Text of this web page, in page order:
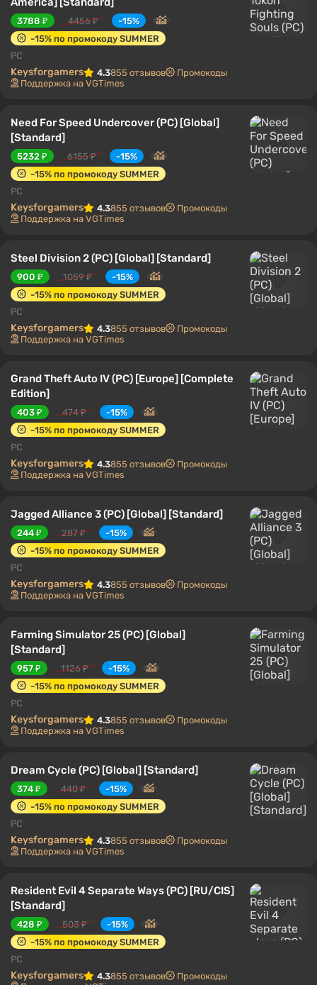
3788 ₽ 4456 ₽
-15%
-15% по промокоду SUMMER
PC
Keysforgamers 4.3855 отзывов
Промокоды
Поддержка на VGTimes
Need For Speed Undercover (PC) [Global]
[Standard]
5232 ₽ 6155 ₽
-15%
-15% по промокоду SUMMER
PC
Keysforgamers 4.3855 отзывов
Промокоды
Поддержка на VGTimes
Steel Division 2 (PC) [Global] [Standard]
900 ₽ 1059 ₽
-15%
-15% по промокоду SUMMER
PC
Keysforgamers 4.3855 отзывов
Промокоды
Поддержка на VGTimes
Grand Theft Auto IV (PC) [Europe] [Complete
Edition]
403 ₽ 474 ₽
-15%
-15% по промокоду SUMMER
PC
Keysforgamers 4.3855 отзывов
Промокоды
Поддержка на VGTimes
Jagged Alliance 3 (PC) [Global] [Standard]
244 ₽ 287 ₽
-15%
-15% по промокоду SUMMER
PC
Keysforgamers 4.3855 отзывов
Промокоды
Поддержка на VGTimes
Farming Simulator 25 (PC) [Global]
[Standard]
957 ₽ 1126 ₽
-15%
-15% по промокоду SUMMER
PC
Keysforgamers 4.3855 отзывов
Промокоды
Поддержка на VGTimes
Dream Cycle (PC) [Global] [Standard]
374 ₽ 440 ₽
-15%
-15% по промокоду SUMMER
PC
Keysforgamers 4.3855 отзывов
Промокоды
Поддержка на VGTimes
Resident Evil 4 Separate Ways (PC) [RU/CIS]
[Standard]
428 ₽ 503 ₽
-15%
-15% по промокоду SUMMER
PC
Keysforgamers 4.3855 отзывов
Промокоды